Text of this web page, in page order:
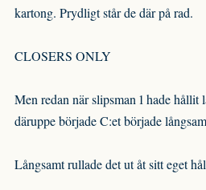
kartong. Prydligt står de där på rad.
CLOSERS ONLY
Men redan när slipsman 1 hade hållit
däruppe började C:et började
Långsamt rullade det ut åt sitt eget